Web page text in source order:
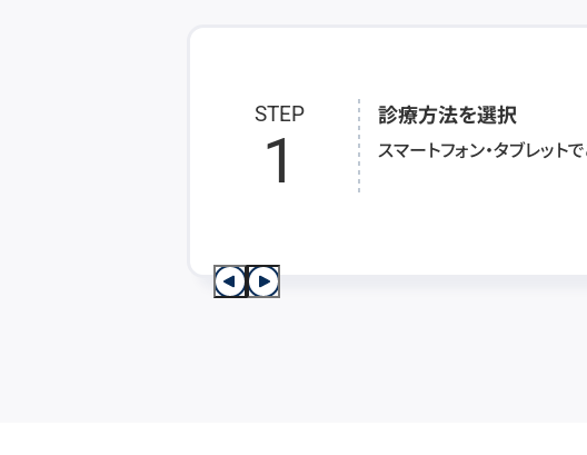
STEP
1
診療方法を選択
スマートフォン・タブレッ